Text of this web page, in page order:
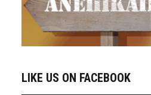
LIKE US ON FACEBOOK